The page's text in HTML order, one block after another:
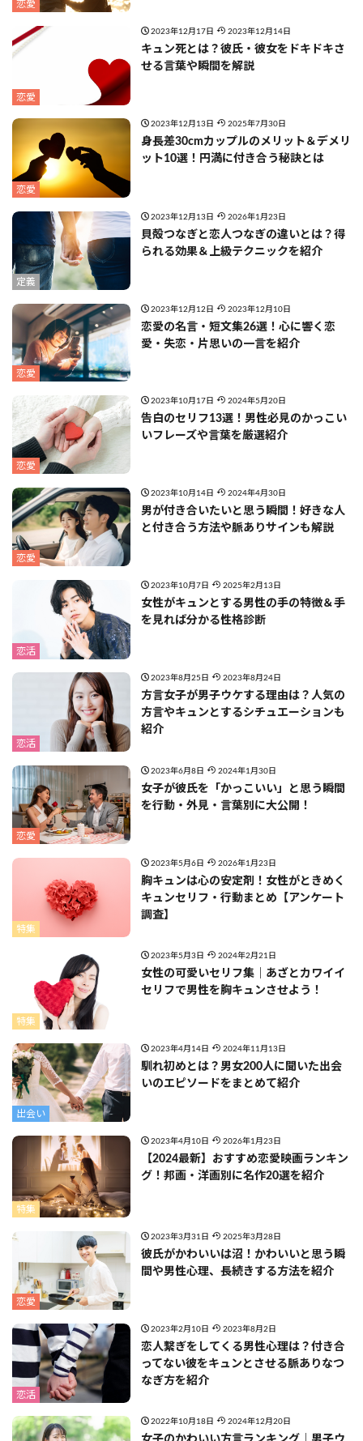
恋愛
恋愛
2023年12月17日 2023年12月14日
キュン死とは？彼氏・彼女をドキドキさ
せる言葉や瞬間を解説
恋愛
2023年12月13日 2025年7月30日
身長差30cmカップルのメリット＆デメリ
ット10選！円満に付き合う秘訣とは
定義
2023年12月13日 2026年1月23日
貝殻つなぎと恋人つなぎの違いとは？得
られる効果＆上級テクニックを紹介
恋愛
2023年12月12日 2023年12月10日
恋愛の名言・短文集26選！心に響く恋
愛・失恋・片思いの一言を紹介
恋愛
2023年10月17日 2024年5月20日
告白のセリフ13選！男性必見のかっこい
いフレーズや言葉を厳選紹介
恋愛
2023年10月14日 2024年4月30日
男が付き合いたいと思う瞬間！好きな人
と付き合う方法や脈ありサインも解説
恋活
2023年10月7日 2025年2月13日
女性がキュンとする男性の手の特徴＆手
を見れば分かる性格診断
恋活
2023年8月25日 2023年8月24日
方言女子が男子ウケする理由は？人気の
方言やキュンとするシチュエーションも
紹介
恋愛
2023年6月8日 2024年1月30日
女子が彼氏を「かっこいい」と思う瞬間
を行動・外見・言葉別に大公開！
特集
2023年5月6日 2026年1月23日
胸キュンは心の安定剤！女性がときめく
キュンセリフ・行動まとめ【アンケート
調査】
特集
2023年5月3日 2024年2月21日
女性の可愛いセリフ集｜あざとカワイイ
セリフで男性を胸キュンさせよう！
出会い
2023年4月14日 2024年11月13日
馴れ初めとは？男女200人に聞いた出会
いのエピソードをまとめて紹介
特集
2023年4月10日 2026年1月23日
【2024最新】おすすめ恋愛映画ランキン
グ！邦画・洋画別に名作20選を紹介
恋愛
2023年3月31日 2025年3月28日
彼氏がかわいいは沼！かわいいと思う瞬
間や男性心理、長続きする方法を紹介
恋活
2023年2月10日 2023年8月2日
恋人繋ぎをしてくる男性心理は？付き合
ってない彼をキュンとさせる脈ありなつ
なぎ方を紹介
2022年10月18日 2024年12月20日